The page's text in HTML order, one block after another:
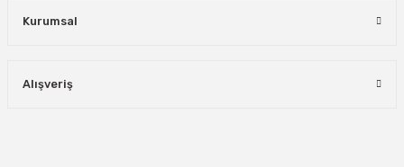
Kurumsal
Alışveriş